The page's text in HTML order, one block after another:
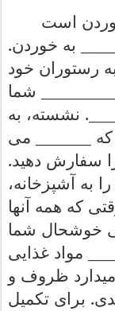
است
به خوردن.
به رستوران خود
شما
نشسته، به
که
می
سفارش دهید.
را به
آشپزخانه،
که همه آنها
خوشحال شما
مواد غذایی
میدارد ظروف و
. برای تکمیل